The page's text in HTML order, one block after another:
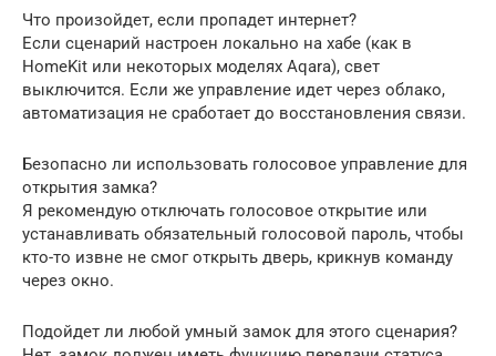
Что произойдет, если пропадет интернет?
Если сценарий настроен локально на хабе (как в
HomeKit или некоторых моделях Aqara), свет
выключится. Если же управление идет через облако,
автоматизация не сработает до восстановления связи.
Безопасно ли использовать голосовое управление для
открытия замка?
Я рекомендую отключать голосовое открытие или
устанавливать обязательный голосовой пароль, чтобы
кто-то извне не смог открыть дверь, крикнув команду
через окно.
Подойдет ли любой умный замок для этого сценария?